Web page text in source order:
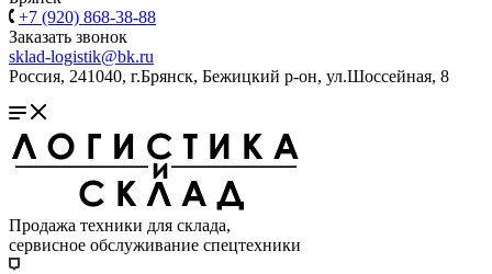
+7 (920) 868-38-88
Заказать звонок
sklad-logistik@bk.ru
Россия, 241040, г.Брянск, Бежицкий р-он, ул.Шоссейная, 8
Продажа техники для склада,
сервисное обслуживание спецтехники